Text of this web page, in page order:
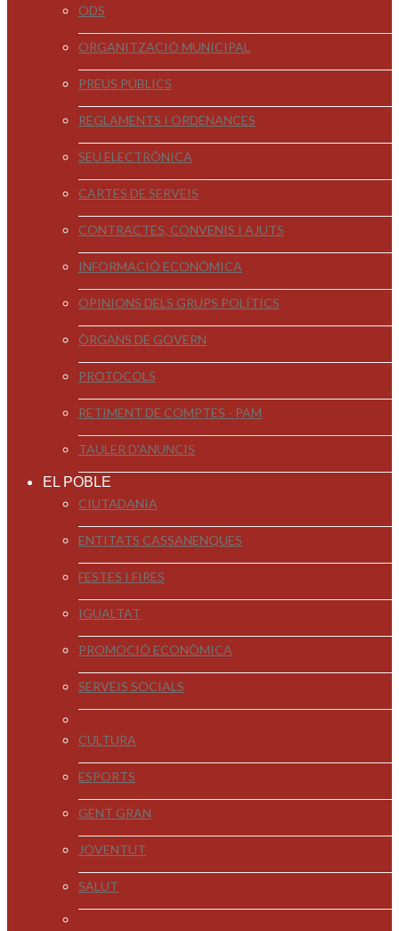
ODS
ORGANITZACIÓ MUNICIPAL
PREUS PÚBLICS
REGLAMENTS I ORDENANCES
SEU ELECTRÒNICA
CARTES DE SERVEIS
CONTRACTES, CONVENIS I AJUTS
INFORMACIÓ ECONÒMICA
OPINIONS DELS GRUPS POLÍTICS
ÒRGANS DE GOVERN
PROTOCOLS
RETIMENT DE COMPTES - PAM
TAULER D'ANUNCIS
EL POBLE
CIUTADANIA
ENTITATS CASSANENQUES
FESTES I FIRES
IGUALTAT
PROMOCIÓ ECONÒMICA
SERVEIS SOCIALS
CULTURA
ESPORTS
GENT GRAN
JOVENTUT
SALUT